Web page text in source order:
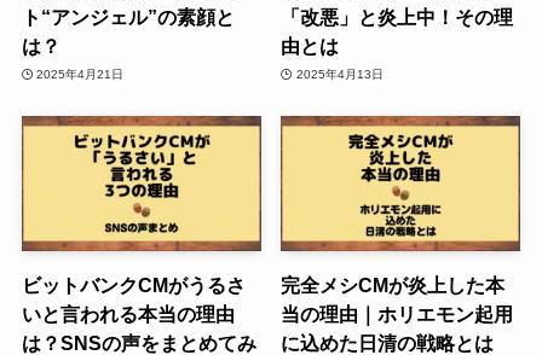
ト“アンジェル”の素顔と
は？
2025年4月21日
「改悪」と炎上中！その理
由とは
2025年4月13日
ビットバンクCMがうるさ
いと言われる本当の理由
は？SNSの声をまとめてみ
完全メシCMが炎上した本
当の理由｜ホリエモン起用
に込めた日清の戦略とは